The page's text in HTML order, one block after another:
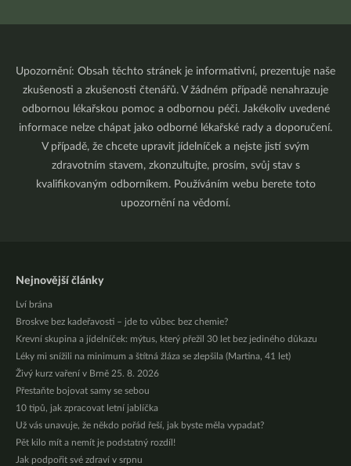
Upozornění: Obsah těchto stránek je informativní, prezentuje naše
zkušenosti a zkušenosti čtenářů. V žádném případě nenahrazuje
odbornou lékařskou pomoc a odbornou péči. Jakékoliv uvedené
informace nelze chápat jako odborné lékařské rady a doporučení.
V případě, že chcete upravit jídelníček a nejste jistí svým
zdravotním stavem, zkonzultujte, prosím, svůj stav s
kvalifikovaným odborníkem. Používáním webu berete toto
upozornění na vědomí.
Nejnovější články
Lví brána
Broskve bez kadeřavosti – jde to vůbec bez chemie?
Krevní skupina a jídelníček: mýtus, který přežil 30 let bez jediného důkazu
Léky mi snížili na minimum a štítná žláza se zlepšila (Martina, 41 let)
Živý kurz vaření v Brně 25. 8. 2026
Přestaňte bojovat samy se sebou
10 tipů, jak zpracovat letní jablíčka
Už vás unavuje, že někdo pořád řeší, jak byste měla vypadat?
Pět kilo mít a nemít je podstatný rozdíl!
Jak podpořit své zdraví v srpnu